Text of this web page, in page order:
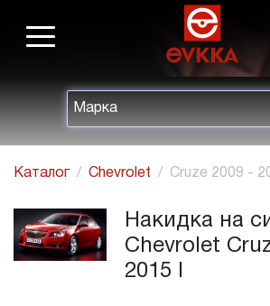
Каталог Chevrolet Cruze 2009 -
Накидка на
Chevrolet
2015 I